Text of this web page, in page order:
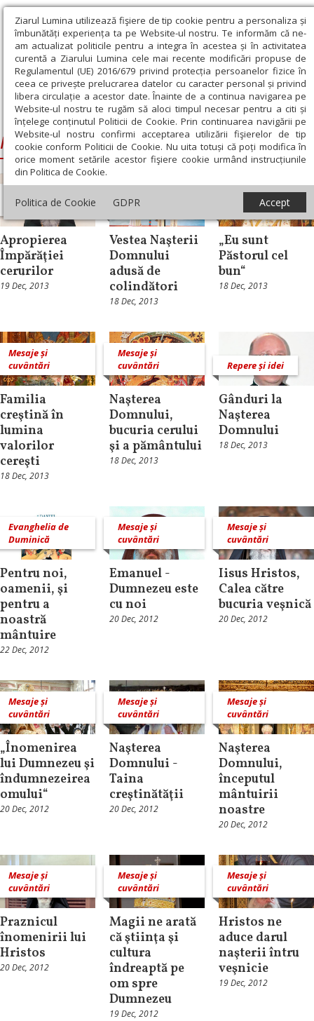
Ziarul Lumina utilizează fişiere de tip cookie pentru a personaliza și
îmbunătăți experiența ta pe Website-ul nostru. Te informăm că ne-
am actualizat politicile pentru a integra în acestea și în activitatea
curentă a Ziarului Lumina cele mai recente modificări propuse de
Regulamentul (UE) 2016/679 privind protecția persoanelor fizice în
ceea ce privește prelucrarea datelor cu caracter personal și privind
libera circulație a acestor date. Înainte de a continua navigarea pe
Website-ul nostru te rugăm să aloci timpul necesar pentru a citi și
înțelege conținutul Politicii de Cookie. Prin continuarea navigării pe
Website-ul nostru confirmi acceptarea utilizării fişierelor de tip
cookie conform Politicii de Cookie. Nu uita totuși că poți modifica în
orice moment setările acestor fişiere cookie urmând instrucțiunile
din Politica de Cookie.
Politica de Cookie GDPR Accept
Ziarul Lumina › Naşterea Domnului
Naşterea Domnului
cuvântări
Apropierea
Împărăţiei
cerurilor
19 Dec, 2013
Interviu
Vestea Naşterii
Domnului
adusă de
colindători
18 Dec, 2013
Mesaje și
cuvântări
„Eu sunt
Păstorul cel
bun“
18 Dec, 2013
Mesaje și
cuvântări
Familia
creştină în
lumina
valorilor
cereşti
18 Dec, 2013
Mesaje și
cuvântări
Naşterea
Domnului,
bucuria cerului
şi a pământului
18 Dec, 2013
Repere și idei
Gânduri la
Naşterea
Domnului
18 Dec, 2013
Evanghelia de
Duminică
Pentru noi,
oamenii, şi
pentru a
noastră
mântuire
22 Dec, 2012
Mesaje și
cuvântări
Emanuel -
Dumnezeu este
cu noi
20 Dec, 2012
Mesaje și
cuvântări
Iisus Hristos,
Calea către
bucuria veşnică
20 Dec, 2012
Mesaje și
cuvântări
„Înomenirea
lui Dumnezeu şi
îndumnezeirea
omului“
20 Dec, 2012
Mesaje și
cuvântări
Naşterea
Domnului -
Taina
creştinătăţii
20 Dec, 2012
Mesaje și
cuvântări
Naşterea
Domnului,
începutul
mântuirii
noastre
20 Dec, 2012
Mesaje și
cuvântări
Praznicul
înomenirii lui
Hristos
20 Dec, 2012
Mesaje și
cuvântări
Magii ne arată
că ştiinţa şi
cultura
îndreaptă pe
om spre
Dumnezeu
19 Dec, 2012
Mesaje și
cuvântări
Hristos ne
aduce darul
naşterii întru
veşnicie
19 Dec, 2012